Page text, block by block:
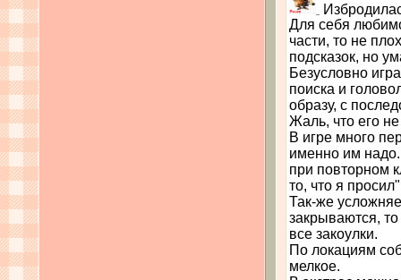
Для себя
части, то не
подсказок, но
Безусловно
поиска и
образу, с
Жаль, что его
В игре много
именно им надо.
при повторном
то, что я
Так-же
закрываются,
все закоулки.
По локациям
мелкое.